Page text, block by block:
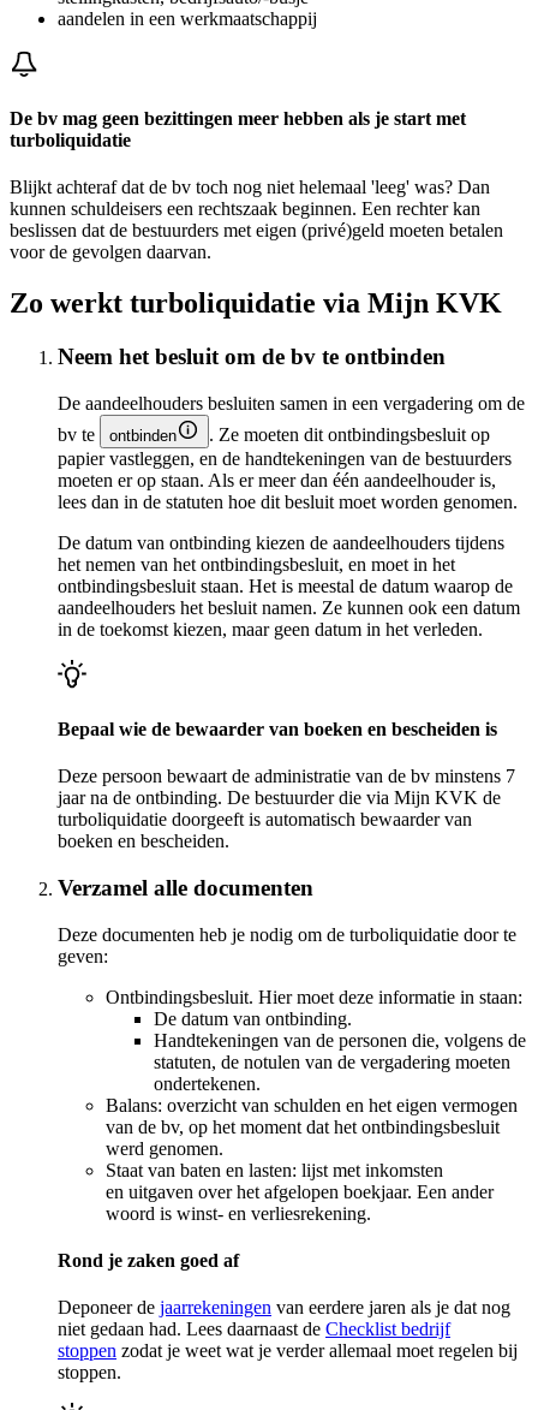
aandelen in een werkmaatschappij
De bv mag geen bezittingen meer hebben als je start met
turboliquidatie
Blijkt achteraf dat de bv toch nog niet helemaal 'leeg' was? Dan
kunnen schuldeisers een rechtszaak beginnen. Een rechter kan
beslissen dat de bestuurders met eigen (privé)geld moeten betalen
voor de gevolgen daarvan.
Zo werkt turboliquidatie via Mijn KVK
Neem het besluit om de bv te ontbinden
De aandeelhouders besluiten samen in een vergadering om de
bv te
ontbinden
. Ze moeten dit ontbindingsbesluit op
papier vastleggen, en de handtekeningen van de bestuurders
moeten er op staan. Als er meer dan één aandeelhouder is,
lees dan in de statuten hoe dit besluit moet worden genomen.
De datum van ontbinding kiezen de aandeelhouders tijdens
het nemen van het ontbindingsbesluit, en moet in het
ontbindingsbesluit staan. Het is meestal de datum waarop de
aandeelhouders het besluit namen. Ze kunnen ook een datum
in de toekomst kiezen, maar geen datum in het verleden.
Bepaal wie de bewaarder van boeken en bescheiden is
Deze persoon bewaart de administratie van de bv minstens 7
jaar na de ontbinding. De bestuurder die via Mijn KVK de
turboliquidatie doorgeeft is automatisch bewaarder van
boeken en bescheiden.
Verzamel alle documenten
Deze documenten heb je nodig om de turboliquidatie door te
geven:
Ontbindingsbesluit. Hier moet deze informatie in staan:
De datum van ontbinding.
Handtekeningen van de personen die, volgens de
statuten, de notulen van de vergadering moeten
ondertekenen.
Balans: overzicht van schulden en het eigen vermogen
van de bv, op het moment dat het ontbindingsbesluit
werd genomen.
Staat van baten en lasten: lijst met inkomsten
en uitgaven over het afgelopen boekjaar. Een ander
woord is winst- en verliesrekening.
Rond je zaken goed af
Deponeer de jaarrekeningen van eerdere jaren als je dat nog
niet gedaan had. Lees daarnaast de Checklist bedrijf
stoppen zodat je weet wat je verder allemaal moet regelen bij
stoppen.